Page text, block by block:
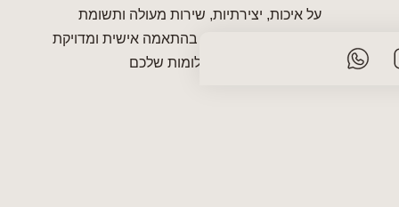
על איכות, יצירתיות, שירות מעולה ותשומת
לב עד לפרט הקטן ביותר, בהתאמה אישית ומדויקת
לצרכים והחלומות שלכם